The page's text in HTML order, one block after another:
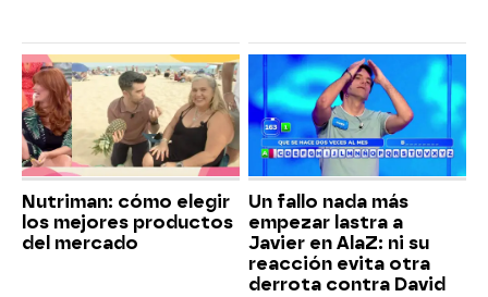
Nutriman: cómo elegir
los mejores productos
del mercado
Un fallo nada más
empezar lastra a
Javier en AlaZ: ni su
reacción evita otra
derrota contra David